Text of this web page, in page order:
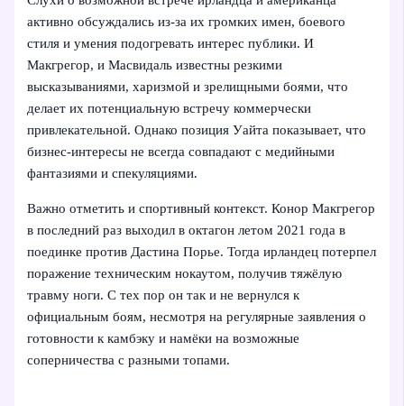
активно обсуждались из‑за их громких имен, боевого
стиля и умения подогревать интерес публики. И
Макгрегор, и Масвидаль известны резкими
высказываниями, харизмой и зрелищными боями, что
делает их потенциальную встречу коммерчески
привлекательной. Однако позиция Уайта показывает, что
бизнес-интересы не всегда совпадают с медийными
фантазиями и спекуляциями.
Важно отметить и спортивный контекст. Конор Макгрегор
в последний раз выходил в октагон летом 2021 года в
поединке против Дастина Порье. Тогда ирландец потерпел
поражение техническим нокаутом, получив тяжёлую
травму ноги. С тех пор он так и не вернулся к
официальным боям, несмотря на регулярные заявления о
готовности к камбэку и намёки на возможные
соперничества с разными топами.